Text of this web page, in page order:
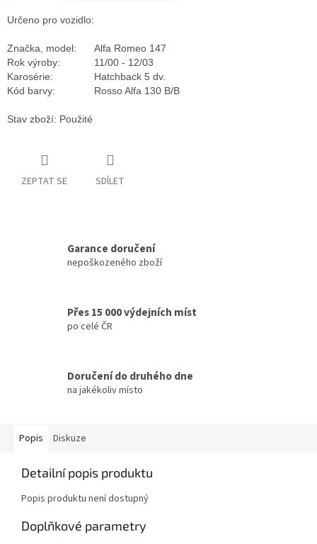
Určeno pro vozidlo:
Značka, model:
Alfa Romeo 147
Rok výroby:
11/00 - 12/03
Karosérie:
Hatchback 5 dv.
Kód barvy:
Rosso Alfa 130 B/B
Stav zboží: Použité
ZEPTAT SE SDÍLET
Garance doručení
nepoškozeného zboží
Přes 15 000 výdejních míst
po celé ČR
Doručení do druhého dne
na jakékoliv místo
Popis Diskuze
Detailní popis produktu
Popis produktu není dostupný
Doplňkové parametry